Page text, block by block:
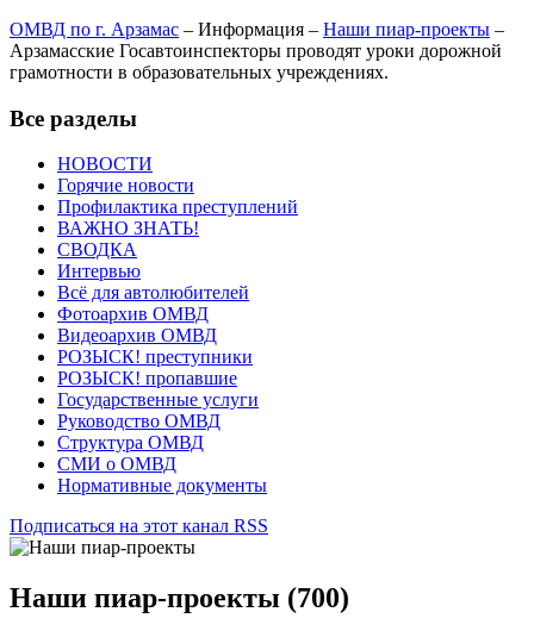
ОМВД по г. Арзамас – Информация – Наши пиар-проекты –
Арзамасские Госавтоинспекторы проводят уроки дорожной
грамотности в образовательных учреждениях.
Все разделы
НОВОСТИ
Горячие новости
Профилактика преступлений
ВАЖНО ЗНАТЬ!
СВОДКА
Интервью
Всё для автолюбителей
Фотоархив ОМВД
Видеоархив ОМВД
РОЗЫСК! преступники
РОЗЫСК! пропавшие
Государственные услуги
Руководство ОМВД
Структура ОМВД
СМИ о ОМВД
Нормативные документы
Подписаться на этот канал RSS
Наши пиар-проекты (700)